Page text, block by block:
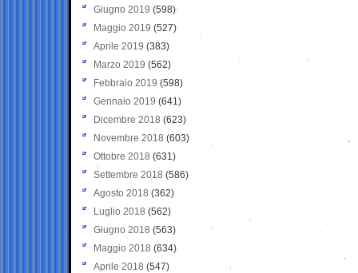
Giugno 2019 (598)
Maggio 2019 (527)
Aprile 2019 (383)
Marzo 2019 (562)
Febbraio 2019 (598)
Gennaio 2019 (641)
Dicembre 2018 (623)
Novembre 2018 (603)
Ottobre 2018 (631)
Settembre 2018 (586)
Agosto 2018 (362)
Luglio 2018 (562)
Giugno 2018 (563)
Maggio 2018 (634)
Aprile 2018 (547)